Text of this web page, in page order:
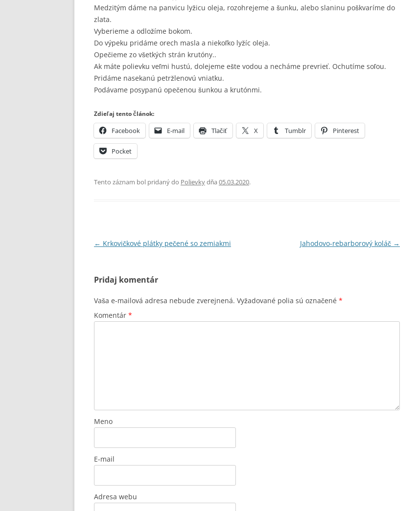
Medzitým dáme na panvicu lyžicu oleja, rozohrejeme a šunku, alebo slaninu poškvaríme do
zlata.
Vyberieme a odložíme bokom.
Do výpeku pridáme orech masla a niekoľko lyžíc oleja.
Opečieme zo všetkých strán krutóny..
Ak máte polievku veľmi hustú, dolejeme ešte vodou a necháme prevrieť. Ochutíme soľou.
Pridáme nasekanú petržlenovú vniatku.
Podávame posypanú opečenou šunkou a krutónmi.
Zdieľaj tento článok:
Facebook E-mail Tlačiť X Tumblr Pinterest
Pocket
Tento záznam bol pridaný do Polievkydňa 05.03.2020.
Navigácia
← Krkovičkové plátky pečené so zemiakmi Jahodovo-rebarborový koláč →
Pridaj komentár
Vaša e-mailová adresa nebude zverejnená. Vyžadované polia sú označené *
Komentár *
Meno
E-mail
Adresa webu